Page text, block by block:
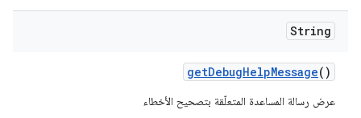
String
getDebugHelpMessage()
عرض رسالة المساعدة المتعلّقة بتصحيح الأخطاء